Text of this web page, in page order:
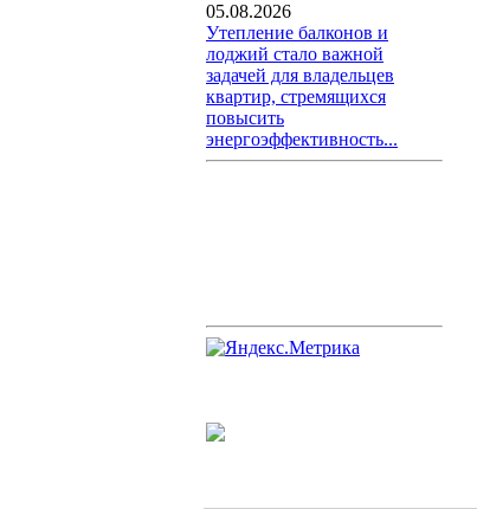
05.08.2026
Утепление балконов и
лоджий стало важной
задачей для владельцев
квартир, стремящихся
повысить
энергоэффективность...